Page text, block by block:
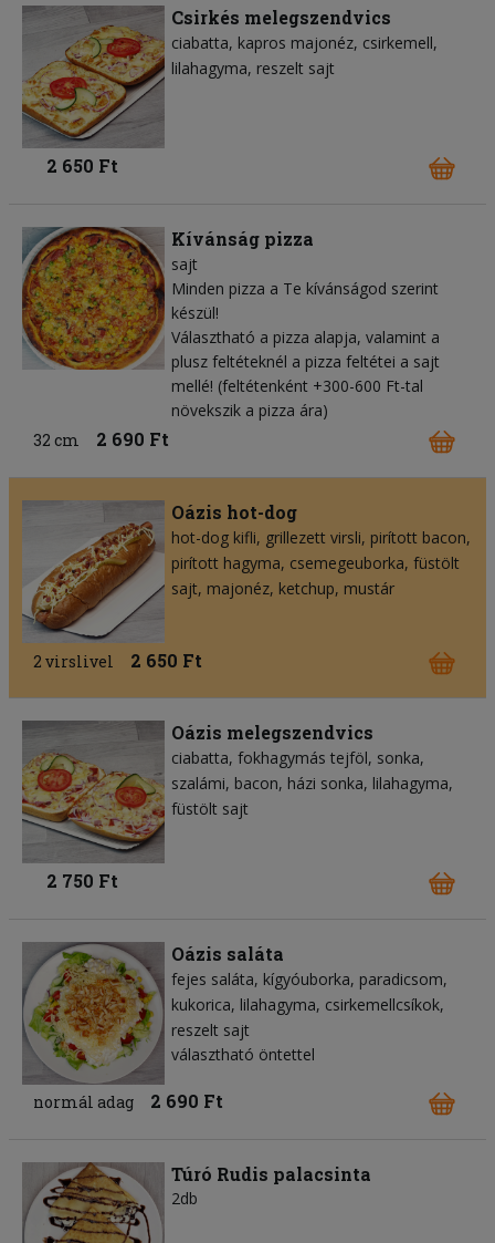
Csirkés melegszendvics
ciabatta kapros majonéz csirkemell
lilahagyma reszelt sajt
2 650 Ft
Kívánság pizza
sajt
Minden pizza a Te kívánságod szerint
készül!
Választható a pizza alapja, valamint a
plusz feltéteknél a pizza feltétei a sajt
mellé! (feltétenként +300-600 Ft-tal
növekszik a pizza ára)
32 cm
2 690 Ft
Oázis hot-dog
hot-dog kifli grillezett virsli pirított bacon
pirított hagyma csemegeuborka füstölt
sajt majonéz ketchup mustár
2 virslivel 2 650 Ft
Oázis melegszendvics
ciabatta fokhagymás tejföl sonka
szalámi bacon házi sonka lilahagyma
füstölt sajt
2 750 Ft
Oázis saláta
fejes saláta kígyóuborka paradicsom
kukorica lilahagyma csirkemellcsíkok
reszelt sajt
választható öntettel
normál adag 2 690 Ft
Túró Rudis palacsinta
2db